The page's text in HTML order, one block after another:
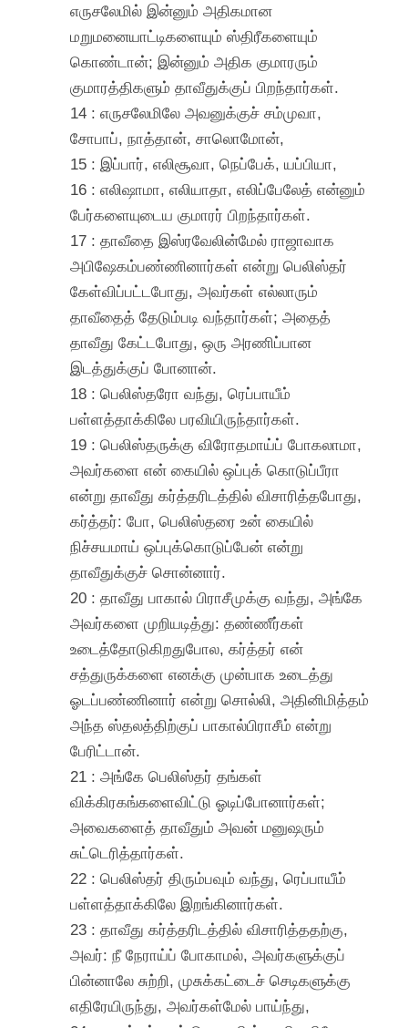
எருசலேமில் இன்னும் அதிகமான
மறுமனையாட்டிகளையும் ஸ்திரீகளையும்
கொண்டான்; இன்னும் அதிக குமாரரும்
குமாரத்திகளும் தாவீதுக்குப் பிறந்தார்கள்.
14 : எருசலேமிலே அவனுக்குச் சம்முவா,
சோபாப், நாத்தான், சாலொமோன்,
15 : இப்பார், எலிசூவா, நெப்பேக், யப்பியா,
16 : எலிஷாமா, எலியாதா, எலிப்பேலேத் என்னும்
பேர்களையுடைய குமாரர் பிறந்தார்கள்.
17 : தாவீதை இஸ்ரவேலின்மேல் ராஜாவாக
அபிஷேகம்பண்ணினார்கள் என்று பெலிஸ்தர்
கேள்விப்பட்டபோது, அவர்கள் எல்லாரும்
தாவீதைத் தேடும்படி வந்தார்கள்; அதைத்
தாவீது கேட்டபோது, ஒரு அரணிப்பான
இடத்துக்குப் போனான்.
18 : பெலிஸ்தரோ வந்து, ரெப்பாயீம்
பள்ளத்தாக்கிலே பரவியிருந்தார்கள்.
19 : பெலிஸ்தருக்கு விரோதமாய்ப் போகலாமா,
அவர்களை என் கையில் ஒப்புக் கொடுப்பீரா
என்று தாவீது கர்த்தரிடத்தில் விசாரித்தபோது,
கர்த்தர்: போ, பெலிஸ்தரை உன் கையில்
நிச்சயமாய் ஒப்புக்கொடுப்பேன் என்று
தாவீதுக்குச் சொன்னார்.
20 : தாவீது பாகால் பிராசீமுக்கு வந்து, அங்கே
அவர்களை முறியடித்து: தண்ணீர்கள்
உடைத்தோடுகிறதுபோல, கர்த்தர் என்
சத்துருக்களை எனக்கு முன்பாக உடைத்து
ஓடப்பண்ணினார் என்று சொல்லி, அதினிமித்தம்
அந்த ஸ்தலத்திற்குப் பாகால்பிராசீம் என்று
பேரிட்டான்.
21 : அங்கே பெலிஸ்தர் தங்கள்
விக்கிரகங்களைவிட்டு ஓடிப்போனார்கள்;
அவைகளைத் தாவீதும் அவன் மனுஷரும்
சுட்டெரித்தார்கள்.
22 : பெலிஸ்தர் திரும்பவும் வந்து, ரெப்பாயீம்
பள்ளத்தாக்கிலே இறங்கினார்கள்.
23 : தாவீது கர்த்தரிடத்தில் விசாரித்ததற்கு,
அவர்: நீ நேராய்ப் போகாமல், அவர்களுக்குப்
பின்னாலே சுற்றி, முசுக்கட்டைச் செடிகளுக்கு
எதிரேயிருந்து, அவர்கள்மேல் பாய்ந்து,